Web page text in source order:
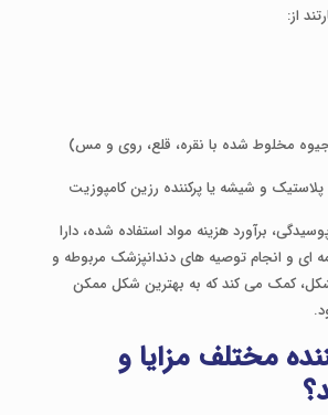
از:
مخلوط شده با نقره، قلع، روی و مس)
و شیشه یا پرکننده رزین کامپوزیت
برآورد هزینه مواد استفاده شده، دارا
و انجام توصیه های دندانپزشک مربوطه و
کمک می کند که به بهترین شکل ممکن
مختلف مزایا و